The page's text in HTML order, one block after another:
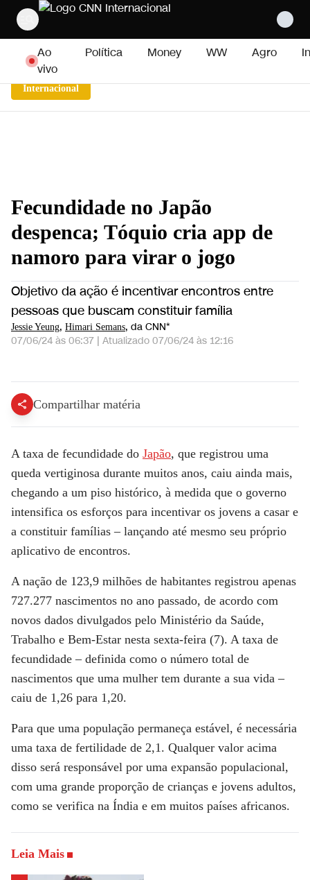
Pular para o conteúdo
Ao
vivo
Política Money WW Agro
Internacional
Fecundidade no Japão
despenca; Tóquio cria app de
namoro para virar o jogo
Objetivo da ação é incentivar encontros entre
pessoas que buscam constituir família
Jessie Yeung, Himari Semans, da CNN*
07/06/24 às 06:37 | Atualizado 07/06/24 às 12:16
Tóquio cria aplicativo de namoro para incentivar natalidade | LIVE CNN
Compartilhar matéria
A taxa de fecundidade do Japão, que registrou uma
queda vertiginosa durante muitos anos, caiu ainda mais,
chegando a um piso histórico, à medida que o governo
intensifica os esforços para incentivar os jovens a casar e
a constituir famílias – lançando até mesmo seu próprio
aplicativo de encontros.
A nação de 123,9 milhões de habitantes registrou apenas
727.277 nascimentos no ano passado, de acordo com
novos dados divulgados pelo Ministério da Saúde,
Trabalho e Bem-Estar nesta sexta-feira (7). A taxa de
fecundidade – definida como o número total de
nascimentos que uma mulher tem durante a sua vida –
caiu de 1,26 para 1,20.
Para que uma população permaneça estável, é necessária
uma taxa de fertilidade de 2,1. Qualquer valor acima
disso será responsável por uma expansão populacional,
com uma grande proporção de crianças e jovens adultos,
como se verifica na Índia e em muitos países africanos.
Leia Mais